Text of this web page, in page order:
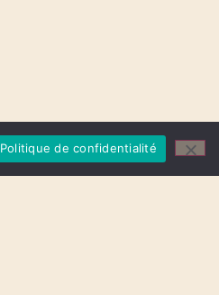
Politique de confidentialité